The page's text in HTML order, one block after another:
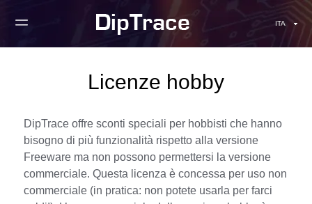
ITA
Licenze hobby
DipTrace offre sconti speciali per hobbisti che hanno
bisogno di più funzionalità rispetto alla versione
Freeware ma non possono permettersi la versione
commerciale. Questa licenza è concessa per uso non
commerciale (in pratica: non potete usarla per farci